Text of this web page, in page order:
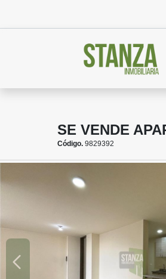
SE VENDE
Código. 9829392